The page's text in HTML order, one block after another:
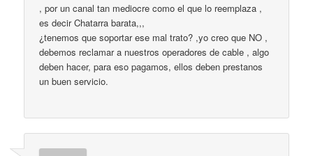
, por un canal tan mediocre como el que lo reemplaza ,
es decir Chatarra barata,,,
¿tenemos que soportar ese mal trato? ,yo creo que NO ,
debemos reclamar a nuestros operadores de cable , algo
deben hacer, para eso pagamos, ellos deben prestanos
un buen servicio.